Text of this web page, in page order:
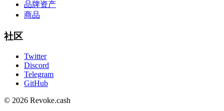
品牌资产
商品
社区
Twitter
Discord
Telegram
GitHub
© 2026 Revoke.cash